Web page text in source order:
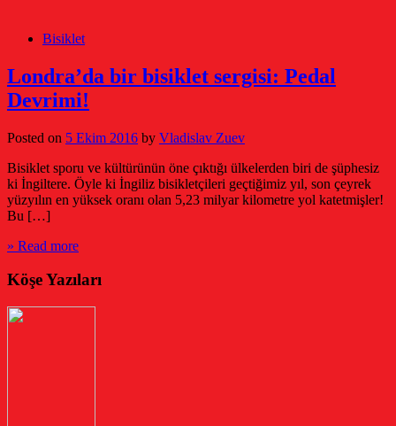
Bisiklet
Londra’da bir bisiklet sergisi: Pedal
Devrimi!
Posted on 5 Ekim 2016 by Vladislav Zuev
Bisiklet sporu ve kültürünün öne çıktığı ülkelerden biri de şüphesiz
ki İngiltere. Öyle ki İngiliz bisikletçileri geçtiğimiz yıl, son çeyrek
yüzyılın en yüksek oranı olan 5,23 milyar kilometre yol katetmişler!
Bu […]
» Read more
Köşe Yazıları